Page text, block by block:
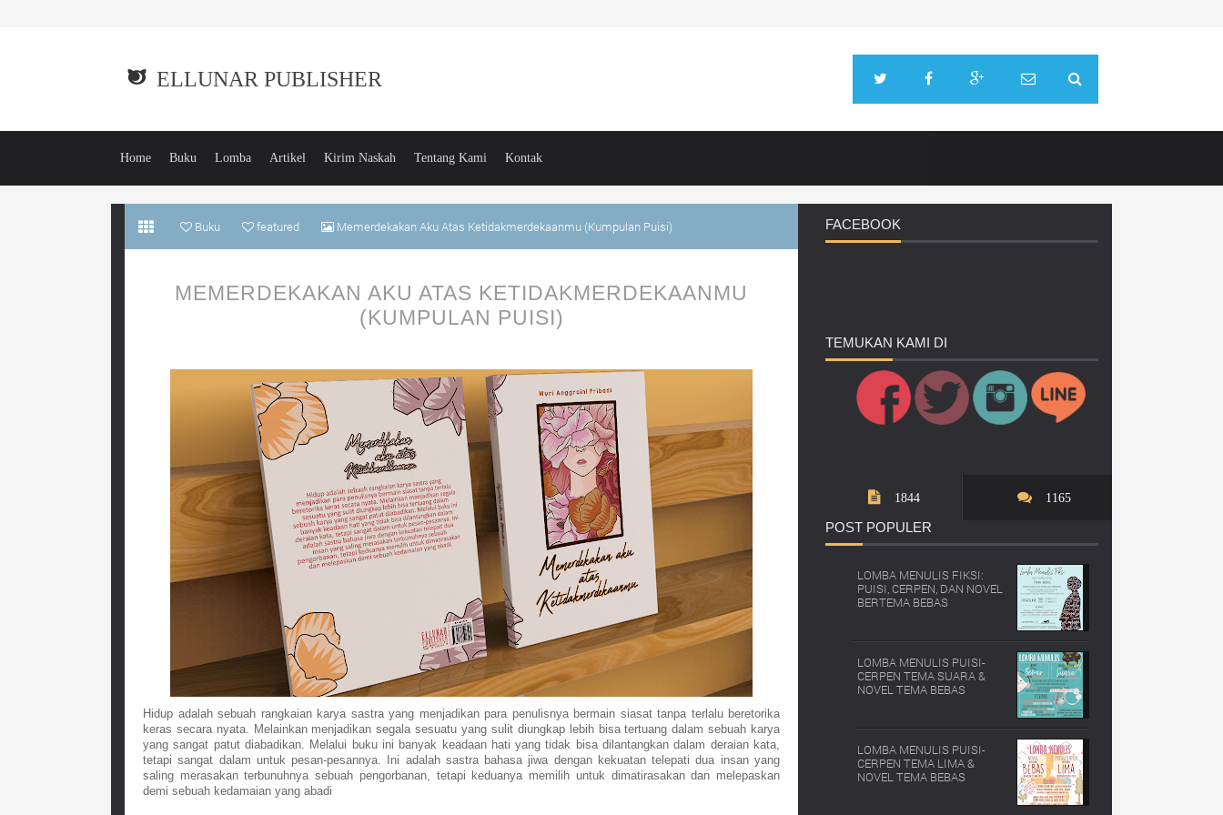
ELLUNAR PUBLISHER
Home Buku Lomba Artikel Kirim Naskah Tentang Kami Kontak
Buku featured Memerdekakan Aku Atas Ketidakmerdekaanmu (Kumpulan Puisi)
MEMERDEKAKAN AKU ATAS KETIDAKMERDEKAANMU
(KUMPULAN PUISI)
Hidup adalah sebuah rangkaian karya sastra yang menjadikan para penulisnya bermain siasat tanpa terlalu beretorika
keras secara nyata. Melainkan menjadikan segala sesuatu yang sulit diungkap lebih bisa tertuang dalam sebuah karya
yang sangat patut diabadikan. Melalui buku ini banyak keadaan hati yang tidak bisa dilantangkan dalam deraian kata,
tetapi sangat dalam untuk pesan-pesannya. Ini adalah sastra bahasa jiwa dengan kekuatan telepati dua insan yang
saling merasakan terbunuhnya sebuah pengorbanan, tetapi keduanya memilih untuk dimatirasakan dan melepaskan
demi sebuah kedamaian yang abadi
FACEBOOK
TEMUKAN KAMI DI
1844 1165
POST POPULER
LOMBA MENULIS FIKSI:
PUISI, CERPEN, DAN NOVEL
BERTEMA BEBAS
LOMBA MENULIS PUISI-
CERPEN TEMA SUARA &
NOVEL TEMA BEBAS
LOMBA MENULIS PUISI-
CERPEN TEMA LIMA &
NOVEL TEMA BEBAS